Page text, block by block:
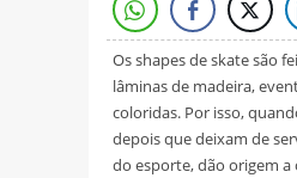
Os shapes de skate são
lâminas de madeira,
coloridas. Por isso,
depois que deixam de
do esporte, dão origem a